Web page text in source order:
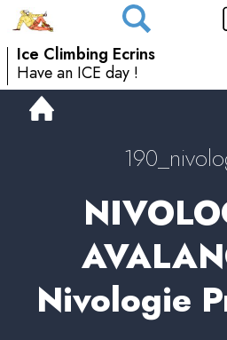
Ice Climbing Ecrins
Have an ICE day !
Nivologie